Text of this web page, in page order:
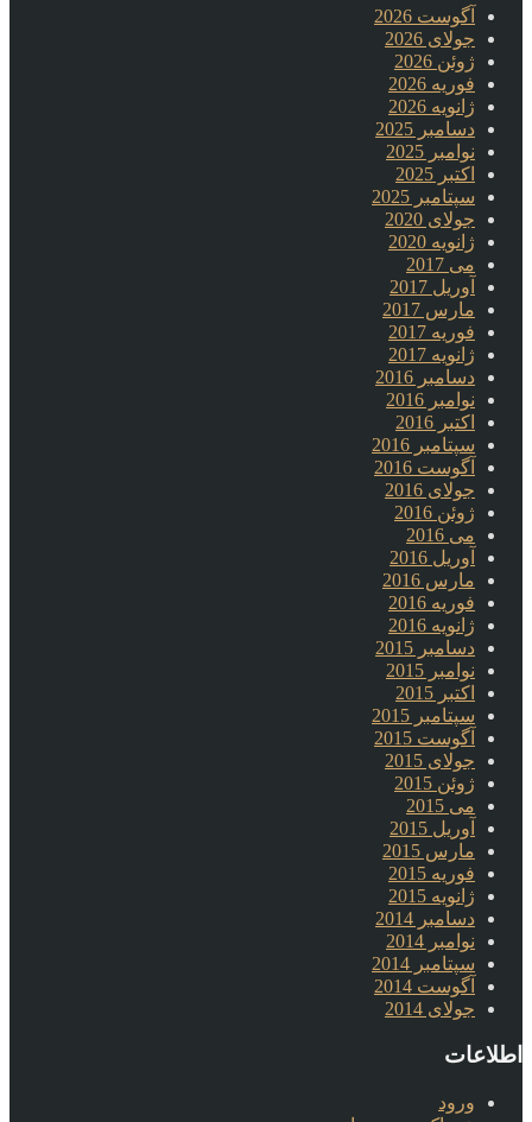
آگوست 2026
جولای 2026
ژوئن 2026
فوریه 2026
ژانویه 2026
دسامبر 2025
نوامبر 2025
اکتبر 2025
سپتامبر 2025
جولای 2020
ژانویه 2020
می 2017
آوریل 2017
مارس 2017
فوریه 2017
ژانویه 2017
دسامبر 2016
نوامبر 2016
اکتبر 2016
سپتامبر 2016
آگوست 2016
جولای 2016
ژوئن 2016
می 2016
آوریل 2016
مارس 2016
فوریه 2016
ژانویه 2016
دسامبر 2015
نوامبر 2015
اکتبر 2015
سپتامبر 2015
آگوست 2015
جولای 2015
ژوئن 2015
می 2015
آوریل 2015
مارس 2015
فوریه 2015
ژانویه 2015
دسامبر 2014
نوامبر 2014
سپتامبر 2014
آگوست 2014
جولای 2014
اطلاعات
ورود